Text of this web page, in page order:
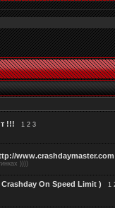
!!! 1 2 3
www.crashdaymaster.com
))))
On Speed Limit ) 1